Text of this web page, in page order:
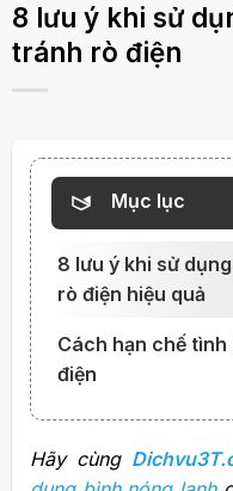
8 lưu ý khi sử
tránh rò điện
Mục lục
8 lưu ý khi sử
rò điện hiệu quả
Cách hạn chế
điện
Hãy cùng